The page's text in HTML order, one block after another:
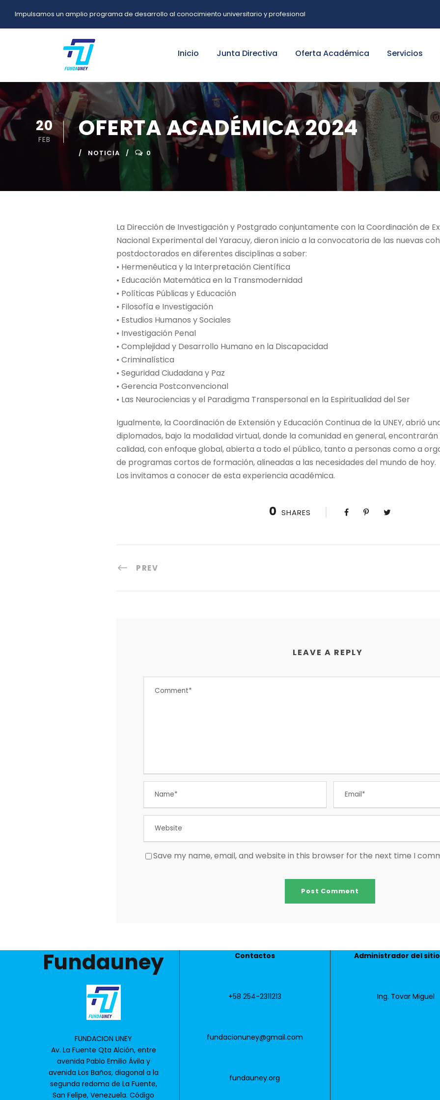
Impulsamos un amplio programa de desarrollo al conocimiento universitario y profesional
Inicio Junta Directiva Oferta Académica Servicios
20
FEB OFERTA ACADÉMICA 2024
NOTICIA 0
La Dirección de Investigación y Postgrado conjuntamente con la Coordinación de
Nacional Experimental del Yaracuy, dieron inicio a la convocatoria de las nuevas
postdoctorados en diferentes disciplinas a saber:
• Hermenéutica y la Interpretación Científica
• Educación Matemática en la Transmodernidad
• Políticas Públicas y Educación
• Filosofía e Investigación
• Estudios Humanos y Sociales
• Investigación Penal
• Complejidad y Desarrollo Humano en la Discapacidad
• Criminalística
• Seguridad Ciudadana y Paz
• Gerencia Postconvencional
• Las Neurociencias y el Paradigma Transpersonal en la Espiritualidad del Ser
Igualmente, la Coordinación de Extensión y Educación Continua de la UNEY, abrió
diplomados, bajo la modalidad virtual, donde la comunidad en general,
calidad, con enfoque global, abierta a todo el público, tanto a personas como a
de programas cortos de formación, alineadas a las necesidades del mundo de hoy.
Los invitamos a conocer de esta experiencia académica.
0 SHARES
PREV
LEAVE A REPLY
Save my name, email, and website in this browser for the next time I
Fundauney
FUNDACION UNEY
Av. La Fuente Qta Alción, entre
avenida Pablo Emilio Ávila y
avenida Los Baños, diagonal a la
segunda redoma de La Fuente,
San Felipe, Venezuela. Código
Contactos
+58 254-2311213
fundacionuney@gmail.com
fundauney.org
Administrador del
Ing. Tovar Miguel